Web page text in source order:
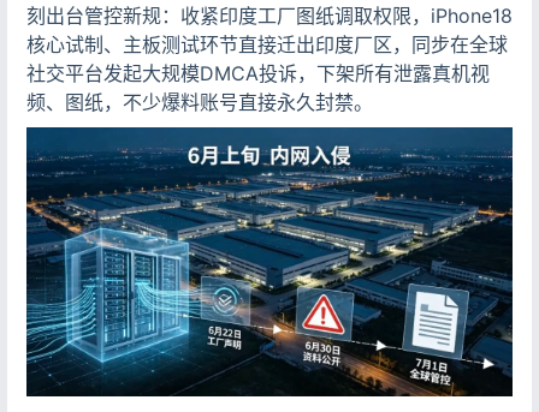
刻出台管控新规：收紧印度工厂图纸调取权限，iPhone18
核心试制、主板测试环节直接迁出印度厂区，同步在全球
社交平台发起大规模DMCA投诉，下架所有泄露真机视
频、图纸，不少爆料账号直接永久封禁。